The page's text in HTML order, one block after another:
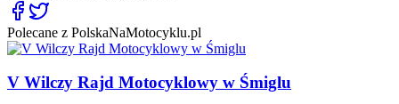
Polecane z PolskaNaMotocyklu.pl
V Wilczy Rajd Motocyklowy w Śmiglu